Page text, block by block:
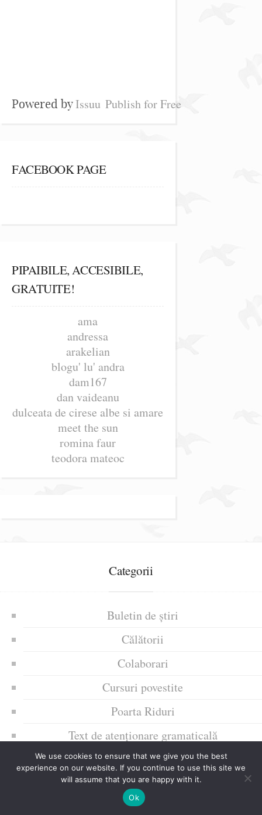
Powered byIssuu Publish for Free
FACEBOOK PAGE
PIPAIBILE, ACCESIBILE,
GRATUITE!
ama
andressa
arakelian
blogu' lu' andra
dam167
dan vaideanu
dulceata de cirese albe si amare
meet the sun
romina faur
teodora mateoc
Categorii
Buletin de știri
Călătorii
Colaborari
Cursuri povestite
Poarta Riduri
Text de atenționare gramaticală
Trăiri afective ale mele
Uncategorized
Zice Dunia
We use cookies to ensure that we give you the best
experience on our website. If you continue to use this site we
will assume that you are happy with it.
Ok